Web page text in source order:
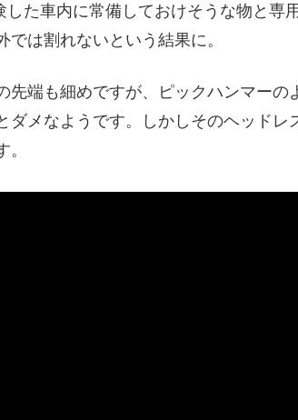
した車内に常備しておけそうな物と専
では割れないという結果に。
先端も細めですが、ピックハンマー
ダメなようです。しかしそのヘッド